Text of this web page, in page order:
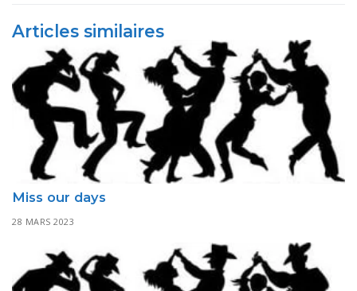
Articles similaires
Miss our days
28 MARS 2023